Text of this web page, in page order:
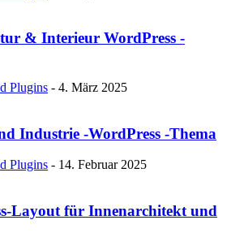
& Interieur WordPress -
Plugins - 4. März 2025
Industrie -WordPress -Thema
Plugins - 14. Februar 2025
Layout für Innenarchitekt und